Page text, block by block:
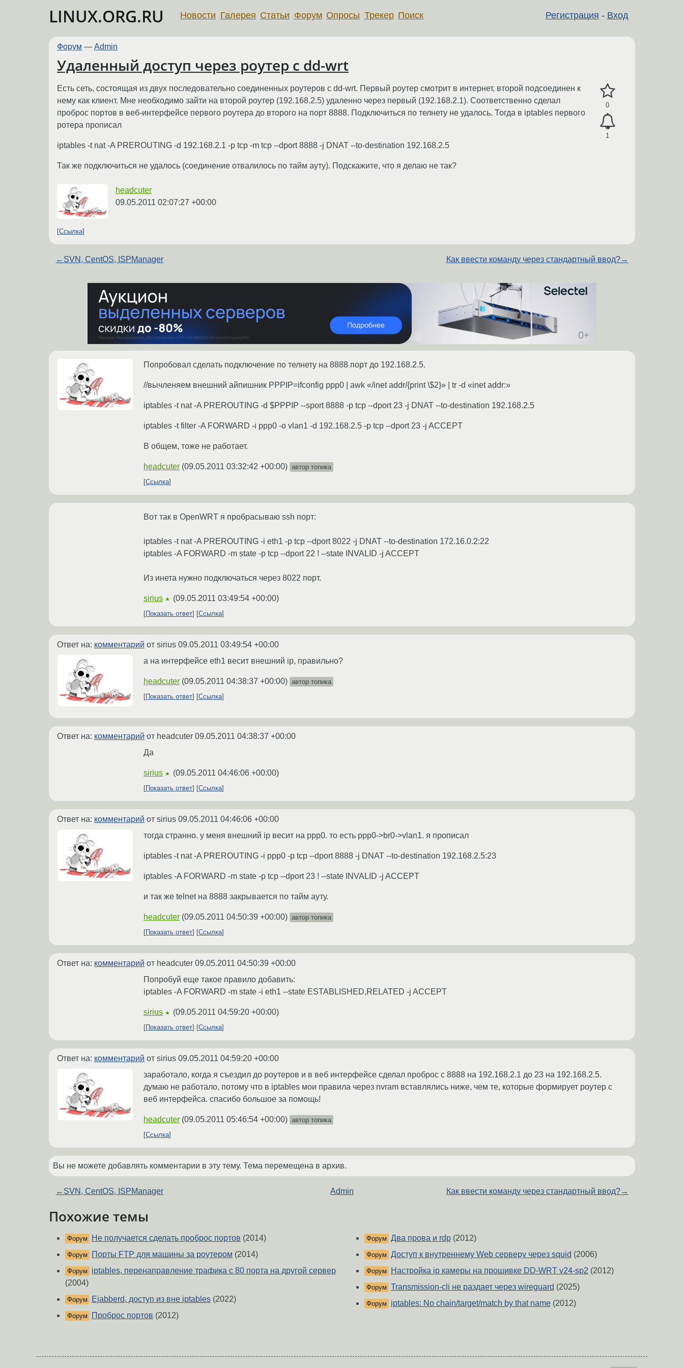
LINUX.ORG.RU Регистрация - Вход
Новости Галерея Статьи Форум Опросы Трекер Поиск
Форум — Admin
Удаленный доступ через роутер с dd-wrt
0
1
Есть сеть, состоящая из двух последовательно соединенных роутеров с dd-wrt. Первый роутер смотрит в интернет, второй подсоединен к
нему как клиент. Мне необходимо зайти на второй роутер (192.168.2.5) удаленно через первый (192.168.2.1). Соответственно сделал
проброс портов в веб-интерфейсе первого роутера до второго на порт 8888. Подключиться по телнету не удалось. Тогда в iptables первого
ротера прописал
iptables -t nat -A PREROUTING -d 192.168.2.1 -p tcp -m tcp --dport 8888 -j DNAT --to-destination 192.168.2.5
Так же подключиться не удалось (соединение отвалилось по тайм ауту). Подскажите, что я делаю не так?
headcuter
09.05.2011 02:07:27 +00:00
Ссылка
← SVN, CentOS, ISPManager Как ввести команду через стандартный ввод?→
Попробовал сделать подключение по телнету на 8888 порт до 192.168.2.5.
//вычленяем внешний айпишник PPPIP=ifconfig ppp0 | awk «/inet addr/{print \$2}» | tr -d «inet addr:»
iptables -t nat -A PREROUTING -d $PPPIP --sport 8888 -p tcp --dport 23 -j DNAT --to-destination 192.168.2.5
iptables -t filter -A FORWARD -i ppp0 -o vlan1 -d 192.168.2.5 -p tcp --dport 23 -j ACCEPT
В общем, тоже не работает.
headcuter (09.05.2011 03:32:42 +00:00) автор топика
Ссылка
Вот так в OpenWRT я пробрасываю ssh порт:
iptables -t nat -A PREROUTING -i eth1 -p tcp --dport 8022 -j DNAT --to-destination 172.16.0.2:22
iptables -A FORWARD -m state -p tcp --dport 22 ! --state INVALID -j ACCEPT
Из инета нужно подключаться через 8022 порт.
sirius ★ (09.05.2011 03:49:54 +00:00)
Показать ответ Ссылка
Ответ на: комментарий от sirius 09.05.2011 03:49:54 +00:00
а на интерфейсе eth1 весит внешний ip, правильно?
headcuter (09.05.2011 04:38:37 +00:00) автор топика
Показать ответ
Ссылка
Ответ на: комментарий от headcuter 09.05.2011 04:38:37 +00:00
Да
sirius ★ (09.05.2011 04:46:06 +00:00)
Показать ответ Ссылка
Ответ на: комментарий от sirius 09.05.2011 04:46:06 +00:00
тогда странно. у меня внешний ip весит на ppp0. то есть ppp0->br0->vlan1. я прописал
iptables -t nat -A PREROUTING -i ppp0 -p tcp --dport 8888 -j DNAT --to-destination 192.168.2.5:23
iptables -A FORWARD -m state -p tcp --dport 23 ! --state INVALID -j ACCEPT
и так же telnet на 8888 закрывается по тайм ауту.
headcuter (09.05.2011 04:50:39 +00:00) автор топика
Показать ответ
Ссылка
Ответ на: комментарий от headcuter 09.05.2011 04:50:39 +00:00
Попробуй еще такое правило добавить:
iptables -A FORWARD -m state -i eth1 --state ESTABLISHED,RELATED -j ACCEPT
sirius ★ (09.05.2011 04:59:20 +00:00)
Показать ответ Ссылка
Ответ на: комментарий от sirius 09.05.2011 04:59:20 +00:00
заработало, когда я съездил до роутеров и в веб интерфейсе сделал проброс с 8888 на 192.168.2.1 до 23 на 192.168.2.5.
думаю не работало, потому что в iptables мои правила через nvram вставлялись ниже, чем те, которые формирует роутер с
веб интерфейса. спасибо большое за помощь!
headcuter (09.05.2011 05:46:54 +00:00) автор топика
Ссылка
Вы не можете добавлять комментарии в эту тему. Тема перемещена в архив.
← SVN, CentOS, ISPManager Admin Как ввести команду через стандартный ввод?→
Похожие темы
Форум Не получается сделать проброс портов (2014)
Форум Порты FTP для машины за роутером (2014)
Форум
iptables, перенаправление трафика с 80 порта на другой сервер
(2004)
Форум Ejabberd, доступ из вне iptables (2022)
Форум Проброс портов (2012)
Форум Два прова и rdp(2012)
Форум Доступ к внутреннему Web серверу через squid (2006)
Форум Настройка ip камеры на прошивке DD-WRT v24-sp2 (2012)
Форум Transmission-cli не раздает через wireguard (2025)
Форум iptables: No chain/target/match by that name(2012)